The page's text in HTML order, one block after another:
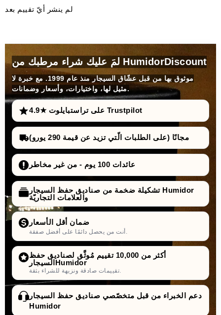
جهاز
الماء المُقطر
ويمنع الترسبات الكلسية
،
أيونات فضة
ضد البكتيريا والفيروسات
بيئة مثالية وصحية
عمر استخدام طويل لجهاز الترطيب ويحافظ على أدائه
لم ينشر أيّ تقييم بعد
لمَ عليك شراء مرطبك من HumidorDiscount
موثوق بها من قبل عشّاق السيجار منذ عام 1999. مع خبرة لا
مثيل لها، واختيارات، وأسعار وضمانات.
4.9★ على تراستبايلوت Trustpilot
مجانًا (على الطلبات الّتي تزيد عن قيمة 290 يورو)
عائدات 100 يوم - من غير مخاطر
تشكيلة ضخمة من صناديق حفظ السيجار Humidor
والعلامات التجاريّة
ضمان أقل الأسعار
أنت من يحصل دائمًا على أفضل صفقة.
أكثر من 10,000 تقييم مُوثَّق لصناديق حفظ
السيجارHumidor
تقييمات صادقة ونزيهة للشراء بثقة.
دعم الخبراء من قبل متخصّصي صناديق حفظ السيجار
Humidor